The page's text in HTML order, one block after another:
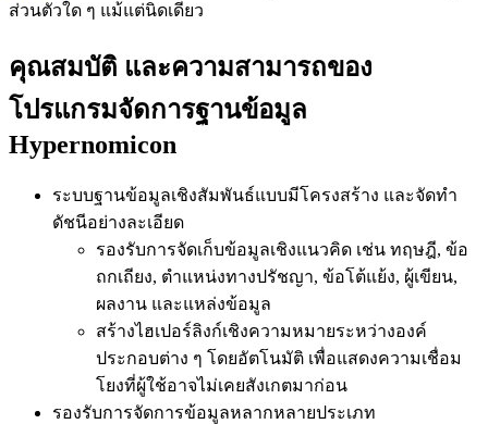
ส่วนตัวใด ๆ แม้แต่นิดเดียว
คุณสมบัติ และความสามารถของ
โปรแกรมจัดการฐานข้อมูล
Hypernomicon
ระบบฐานข้อมูลเชิงสัมพันธ์แบบมีโครงสร้าง และจัดทำ
ดัชนีอย่างละเอียด
รองรับการจัดเก็บข้อมูลเชิงแนวคิด เช่น ทฤษฎี, ข้อ
ถกเถียง, ตำแหน่งทางปรัชญา, ข้อโต้แย้ง, ผู้เขียน,
ผลงาน และแหล่งข้อมูล
สร้างไฮเปอร์ลิงก์เชิงความหมายระหว่างองค์
ประกอบต่าง ๆ โดยอัตโนมัติ เพื่อแสดงความเชื่อม
โยงที่ผู้ใช้อาจไม่เคยสังเกตมาก่อน
รองรับการจัดการข้อมูลหลากหลายประเภท